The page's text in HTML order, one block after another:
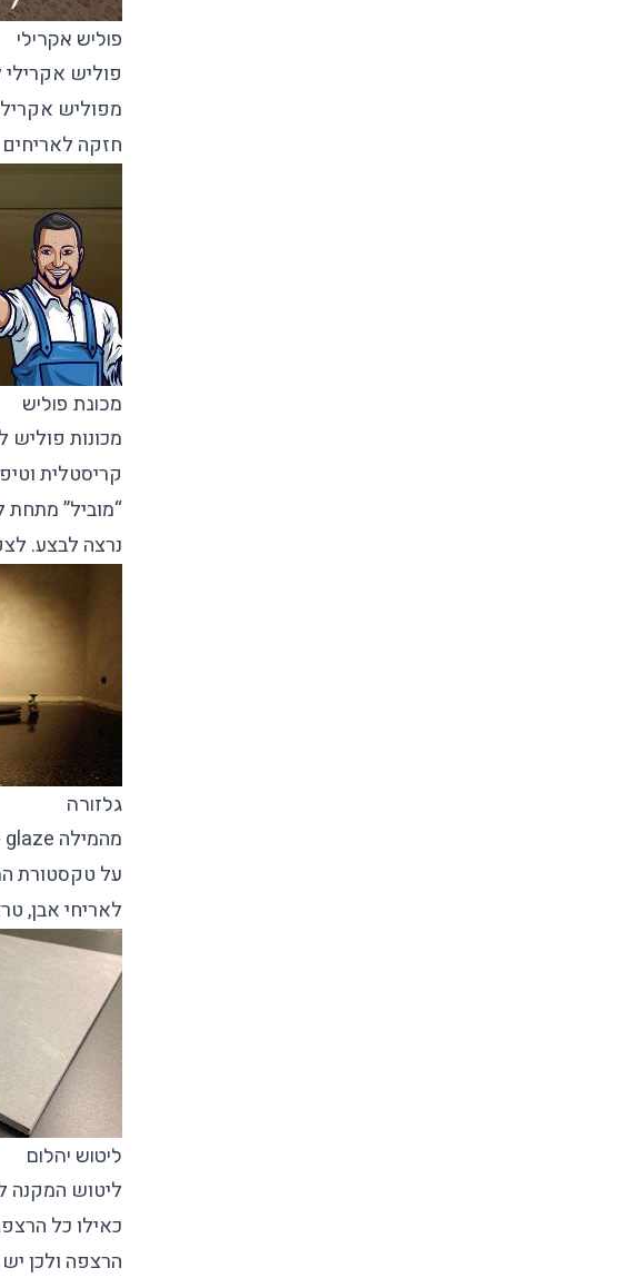
פוליש אקרילי
פוליש
מפוליש
חזקה לאריחים
מכונת פוליש
מכונות פוליש
קריסטלית
“מוביל” מתחת
נרצה לבצע.
גלזורה
על טקסטורת
לאריחי אבן,
ליטוש יהלום
ליטוש המקנה
כאילו כל
הרצפה ולכן